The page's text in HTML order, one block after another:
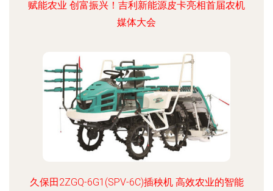
赋能农业 创富振兴！吉利新能源皮卡亮相首届农机
媒体大会
久保田2ZGQ-6G1(SPV-6C)插秧机 高效农业的智能